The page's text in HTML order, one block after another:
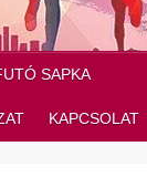
SAPKA
KAPCSOLAT